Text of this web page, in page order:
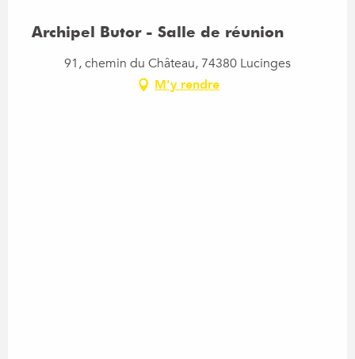
Archipel Butor - Salle de réunion
91, chemin du Château, 74380 Lucinges
M'y rendre